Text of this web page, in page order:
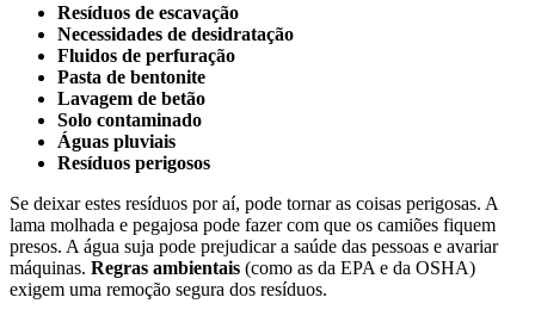
Resíduos de escavação
Necessidades de desidratação
Fluidos de perfuração
Pasta de bentonite
Lavagem de betão
Solo contaminado
Águas pluviais
Resíduos perigosos
Se deixar estes resíduos por aí, pode tornar as coisas perigosas. A
lama molhada e pegajosa pode fazer com que os camiões fiquem
presos. A água suja pode prejudicar a saúde das pessoas e avariar
máquinas. Regras ambientais (como as da EPA e da OSHA)
exigem uma remoção segura dos resíduos.